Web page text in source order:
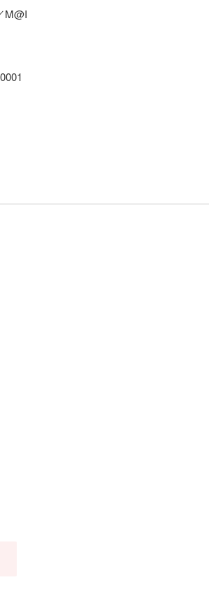
M@I